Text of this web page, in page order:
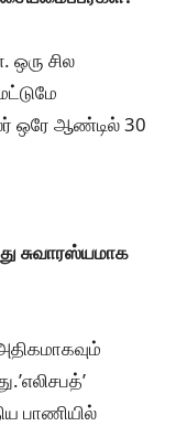
ஒரு சில
ஒரே ஆண்டில் 30
சுவாரஸ்யமாக
பாணியில்